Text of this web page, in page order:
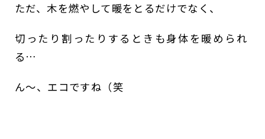
ただ、木を燃やして暖をとるだけでなく、
切ったり割ったりするときも身体を暖められ
る…
ん～、エコですね（笑